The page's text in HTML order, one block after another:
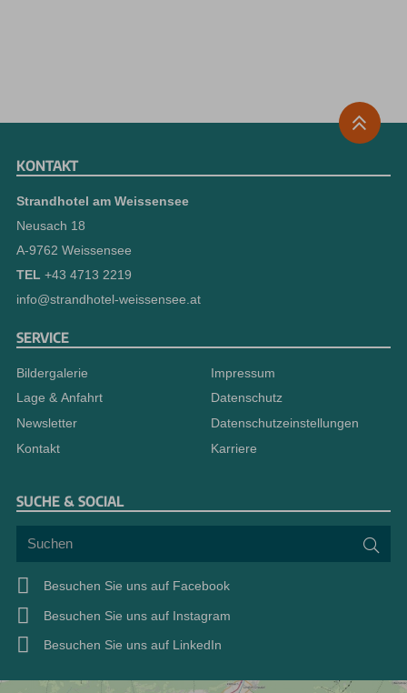
KONTAKT
Strandhotel am Weissensee
Neusach 18
A-9762 Weissensee
TEL +43 4713 2219
info@strandhotel-weissensee.at
SERVICE
Bildergalerie
Lage & Anfahrt
Newsletter
Kontakt
Impressum
Datenschutz
Datenschutzeinstellungen
Karriere
SUCHE & SOCIAL
Suchen
Besuchen Sie uns auf Facebook
Besuchen Sie uns auf Instagram
Besuchen Sie uns auf LinkedIn